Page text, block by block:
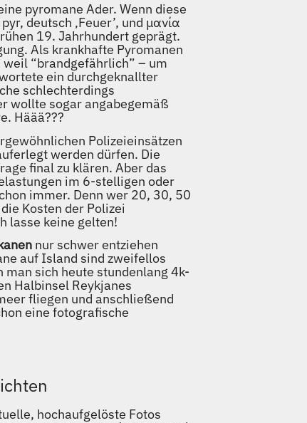
pyromane Ader. Wenn diese
deutsch ‚Feuer’, und μανία
19. Jahrhundert geprägt.
Als krankhafte Pyromanen
“brandgefährlich” – um
ein durchgeknallter
schlechterdings
wollte sogar angabegemäß
Häää???
Polizeieinsätzen
werden dürfen. Die
final zu klären. Aber das
im 6-stelligen oder
immer. Denn wer 20, 30, 50
Kosten der Polizei
lasse keine gelten!
nur schwer entziehen
auf Island sind zweifellos
sich heute stundenlang 4k-
Halbinsel Reykjanes
fliegen und anschließend
eine fotografische
hochaufgelöste Fotos